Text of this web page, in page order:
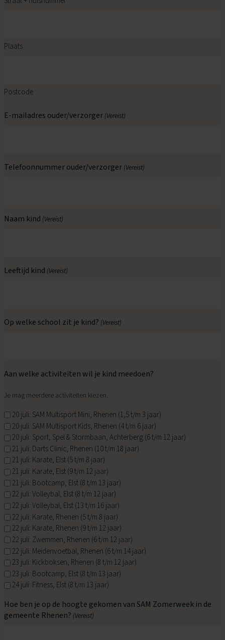
Plaats
Postcode
E-mailadres ouder/verzorger (Vereist)
Telefoonnummer ouder/verzorger (Vereist)
Naam kind (Vereist)
Leeftijd kind (Vereist)
Op welke school zit je kind? (Vereist)
Aan welke activiteiten wil je kind meedoen?
Je mag meerdere activiteiten kiezen.
20 juli: SAM Multisport Mini, Rhenen (1,5 t/m 3 jaar)
20 juli: SAM Multisport Kids, Rhenen (4 t/m 6 jaar)
20 juli: Sport, Spel & Stormbaan, Achterberg (6 t/m 12 jaar)
21 juli: Darts Clinic, Rhenen (10 t/m 18 jaar)
21 juli: Karate, Elst (5 t/m 8 jaar)
21 juli: Karate, Elst (9 t/m 12 jaar)
21 juli: Bootcamp, Elst (8 t/m 13 jaar)
22 juli: Volleybal, Elst (8 t/m 12 jaar)
22 juli: Volleybal, Elst (13 t/m 16 jaar)
22 juli: Karate, Rhenen (5 t/m 8 jaar)
22 juli: Karate, Rhenen (9 t/m 12 jaar)
22 juli: Zwemmen, Rhenen (6 t/m 12 jaar)
22 juli: Meidenvoetbal, Rhenen (6 t/m 14 jaar)
23 juli: Kickboksen, Rhenen (8 t/m 12 jaar)
23 juli: Bootcamp, Elst (8 t/m 13 jaar)
24 juli: Fitness, Elst (8 t/m 13 jaar)
Hoe ben je op de hoogte gekomen van SAM Zomerweek in de
gemeente Rhenen? (Vereist)